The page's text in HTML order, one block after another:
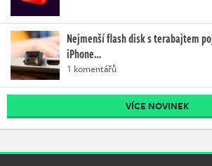
Nejmenší flash disk s terabajtem
iPhone…
1 komentářů
VÍCE NOVINEK